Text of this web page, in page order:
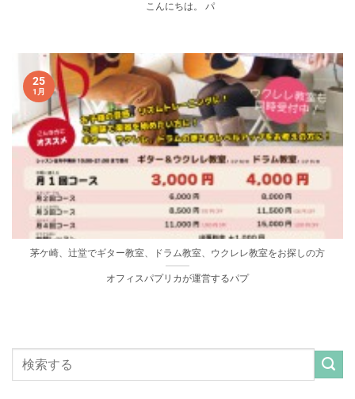
こんにちは。 パ
茅ケ崎、辻堂でギター教室、ドラム教室、ウクレレ教室をお探しの方
オフィスパプリカが運営するパプ
25
1月